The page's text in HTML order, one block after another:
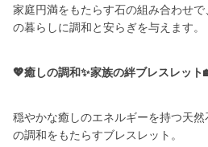
家庭円満をもたらす石の組み合わせ
の暮らしに調和と安らぎを与えます。
💖癒しの調和✨家族の絆ブレスレット
穏やかな癒しのエネルギーを持つ天
の調和をもたらすブレスレット。